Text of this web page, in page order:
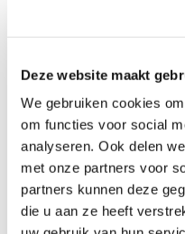
Deze website maakt
We gebruiken cookies
om functies voor social
analyseren. Ook delen
met onze partners voor
partners kunnen deze
die u aan ze heeft
1391 JM Abcoude
info@dynapods.nl
Deze pagina is 205 keer